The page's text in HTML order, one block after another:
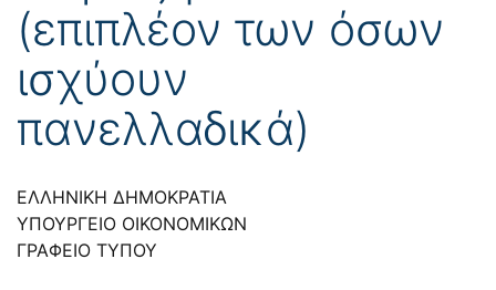
(επιπλέον των όσων
ισχύουν
πανελλαδικά)
ΕΛΛΗΝΙΚΗ ΔΗΜΟΚΡΑΤΙΑ
ΥΠΟΥΡΓΕΙΟ ΟΙΚΟΝΟΜΙΚΩΝ
ΓΡΑΦΕΙΟ ΤΥΠΟΥ